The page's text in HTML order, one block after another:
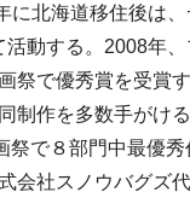
に北海道移住後は
活動する。2008年
祭で優秀賞を受賞
制作を多数手がけ
祭で８部門中最優
会社スノウバグズ代